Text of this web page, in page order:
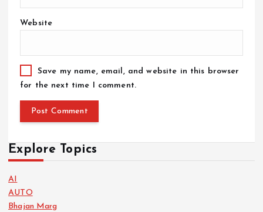
Website
Save my name, email, and website in this browser
for the next time I comment.
Explore Topics
AI
AUTO
Bhajan Marg